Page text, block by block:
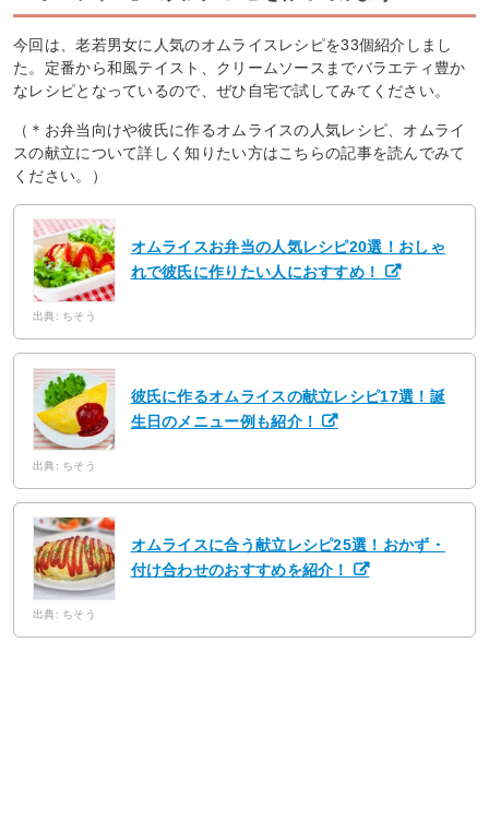
今回は、老若男女に人気のオムライスレシピを33個紹介しまし
た。定番から和風テイスト、クリームソースまでバラエティ豊か
なレシピとなっているので、ぜひ自宅で試してみてください。
（＊お弁当向けや彼氏に作るオムライスの人気レシピ、オムライ
スの献立について詳しく知りたい方はこちらの記事を読んでみて
ください。）
オムライスお弁当の人気レシピ20選！おしゃ
れで彼氏に作りたい人におすすめ！
出典: ちそう
彼氏に作るオムライスの献立レシピ17選！誕
生日のメニュー例も紹介！
出典: ちそう
オムライスに合う献立レシピ25選！おかず・
付け合わせのおすすめを紹介！
出典: ちそう